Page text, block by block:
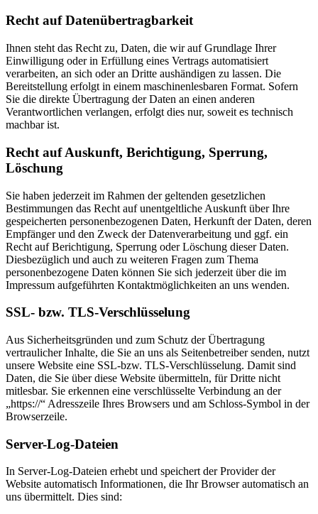
Recht auf Datenübertragbarkeit
Ihnen steht das Recht zu, Daten, die wir auf Grundlage Ihrer
Einwilligung oder in Erfüllung eines Vertrags automatisiert
verarbeiten, an sich oder an Dritte aushändigen zu lassen. Die
Bereitstellung erfolgt in einem maschinenlesbaren Format. Sofern
Sie die direkte Übertragung der Daten an einen anderen
Verantwortlichen verlangen, erfolgt dies nur, soweit es technisch
machbar ist.
Recht auf Auskunft, Berichtigung, Sperrung,
Löschung
Sie haben jederzeit im Rahmen der geltenden gesetzlichen
Bestimmungen das Recht auf unentgeltliche Auskunft über Ihre
gespeicherten personenbezogenen Daten, Herkunft der Daten, deren
Empfänger und den Zweck der Datenverarbeitung und ggf. ein
Recht auf Berichtigung, Sperrung oder Löschung dieser Daten.
Diesbezüglich und auch zu weiteren Fragen zum Thema
personenbezogene Daten können Sie sich jederzeit über die im
Impressum aufgeführten Kontaktmöglichkeiten an uns wenden.
SSL- bzw. TLS-Verschlüsselung
Aus Sicherheitsgründen und zum Schutz der Übertragung
vertraulicher Inhalte, die Sie an uns als Seitenbetreiber senden, nutzt
unsere Website eine SSL-bzw. TLS-Verschlüsselung. Damit sind
Daten, die Sie über diese Website übermitteln, für Dritte nicht
mitlesbar. Sie erkennen eine verschlüsselte Verbindung an der
„https://“ Adresszeile Ihres Browsers und am Schloss-Symbol in der
Browserzeile.
Server-Log-Dateien
In Server-Log-Dateien erhebt und speichert der Provider der
Website automatisch Informationen, die Ihr Browser automatisch an
uns übermittelt. Dies sind: